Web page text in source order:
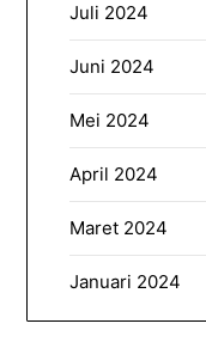
Juli 2024
Juni 2024
Mei 2024
April 2024
Maret 2024
Januari 2024